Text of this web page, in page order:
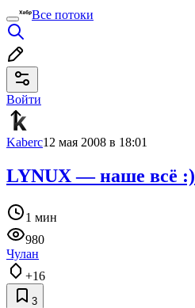
Все потоки
Войти
Kaberc12 мая 2008 в 18:01
LYNUX — наше всё :)
1 мин
980
Чулан
+16
3